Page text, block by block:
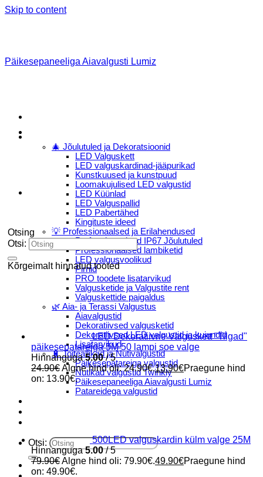
Skip to content
🎄 Jõulutuled ja Dekoratsioonid
LED Valguskett
LED valguskardinad-jääpurikad
Kunstkuused ja kunstpuud
Loomakujulised LED valgustid
LED Küünlad
LED Valguspallid
LED Pabertähed
Kingituste ideed
💡 Professionaalsed ja Erilahendused
Professionaalsed IP67 Jõulutuled
Professionaalsed lambiketid
LED valgusvoolikud
Pirnid
PRO toodete lisatarvikud
Valgusketide ja Valgustite rent
Valguskettide paigaldus
🌿 Aia- ja Terassi Valgustus
Aiavalgustid
Dekoratiivsed valgusketid
Dekoratiivsed LED valgustid ja kujundid
Lisatarvikud
🔋 Toiteallikad ja Nutivalgustid
Päikesepatareiga valgustid
Nutikad valgustid Twinkly
Päikesepaneeliga Aiavalgusti Lumiz
Patareidega valgustid
Otsi:
Päikesepaneeliga Aiavalgusti Lumiz
Otsing
Otsi:
Kõrgeimalt hinnatud tooted
LED Dekoratiivne Valguskett "Tilgad"
päikesepatareiga 5M 50 lampi soe valge
Hinnanguga5.00/ 5
24.90€Algne hind oli: 24.90€.13.90€Praegune hind
on: 13.90€.
500LED valguskardin külm valge 25M
Hinnanguga5.00/ 5
79.90€Algne hind oli: 79.90€.49.90€Praegune hind
on: 49.90€.